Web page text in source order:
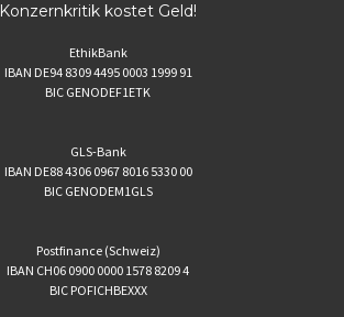
Konzernkritik kostet Geld!
EthikBank
IBAN DE94 8309 4495 0003 1999 91
BIC GENODEF1ETK
GLS-Bank
IBAN DE88 4306 0967 8016 5330 00
BIC GENODEM1GLS
Postfinance (Schweiz)
IBAN CH06 0900 0000 1578 8209 4
BIC POFICHBEXXX